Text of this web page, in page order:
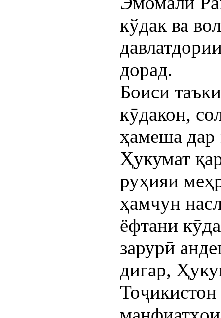
кўдак ва
дорад.
Боиси
кӯдакон,
ҳамеша дар
Ҳукумат
руҳияи
ҳамчун
ёфтани
зарурӣ
дигар,